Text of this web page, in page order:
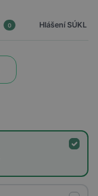
0 Hlášení SÚKL